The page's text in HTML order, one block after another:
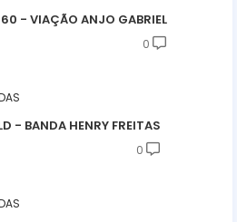
- VIAÇÃO ANJO GABRIEL
0
- BANDA HENRY FREITAS
0